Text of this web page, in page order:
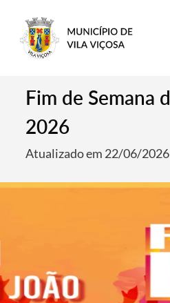
Fim de Semana
2026
Atualizado em 22/06/2026